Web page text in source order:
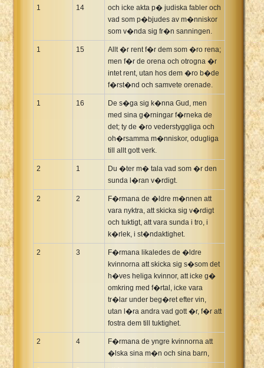
1 14
och icke akta p� judiska fabler och
vad som p�bjudes av m�nniskor
som v�nda sig fr�n sanningen.
1 15
Allt �r rent f�r dem som �ro rena;
men f�r de orena och otrogna �r
intet rent, utan hos dem �ro b�de
f�rst�nd och samvete orenade.
1 16
De s�ga sig k�nna Gud, men
med sina g�rningar f�rneka de
det; ty de �ro vederstyggliga och
oh�rsamma m�nniskor, odugliga
till allt gott verk.
2 1
Du �ter m� tala vad som �r den
sunda l�ran v�rdigt.
2 2
F�rmana de �ldre m�nnen att
vara nyktra, att skicka sig v�rdigt
och tuktigt, att vara sunda i tro, i
k�rlek, i st�ndaktighet.
2 3
F�rmana likaledes de �ldre
kvinnorna att skicka sig s�som det
h�ves heliga kvinnor, att icke g�
omkring med f�rtal, icke vara
tr�lar under beg�ret efter vin,
utan l�ra andra vad gott �r, f�r att
fostra dem till tuktighet.
2 4
F�rmana de yngre kvinnorna att
�lska sina m�n och sina barn,